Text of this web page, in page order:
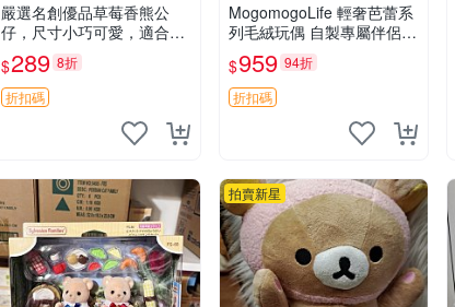
嚴選名創優品草莓香熊公
仔，尺寸小巧可愛，適合收
藏賞玩 30cm 玩具 公仔 草
莓熊
$289 8折
折扣碼
MogomogoLife 輕奢芭蕾系
列毛絨玩偶 自製專屬伴侶
帶標牌全新成色 芭蕾系列
毛絨玩偶 安撫玩具 新款上
架
$959 94折
折扣碼
拍賣新星